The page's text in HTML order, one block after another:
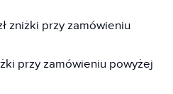
zniżki przy zamówieniu
przy zamówieniu powyżej